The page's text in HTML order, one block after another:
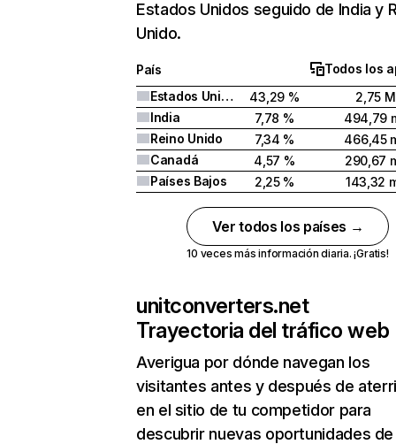
Estados Unidos seguido de India y
Unido.
País
Todos los
Estados Unidos
43,29 %
2,75 M
India
7,78 %
494,79
Reino Unido
7,34 %
466,45
Canadá
4,57 %
290,67
Países Bajos
2,25 % 143,32
Ver todos los países →
10 veces más información diaria. ¡Gratis!
unitconverters.net
Trayectoria del tráfico web
Averigua por dónde navegan los
visitantes antes y después de
en el sitio de tu competidor para
descubrir nuevas oportunidades de